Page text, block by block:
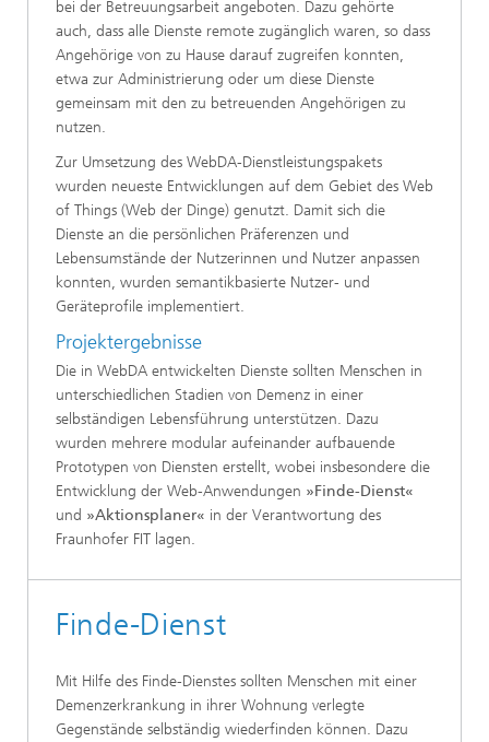
bei der Betreuungsarbeit angeboten. Dazu gehörte
auch, dass alle Dienste remote zugänglich waren, so dass
Angehörige von zu Hause darauf zugreifen konnten,
etwa zur Administrierung oder um diese Dienste
gemeinsam mit den zu betreuenden Angehörigen zu
nutzen.
Zur Umsetzung des WebDA-Dienstleistungspakets
wurden neueste Entwicklungen auf dem Gebiet des Web
of Things (Web der Dinge) genutzt. Damit sich die
Dienste an die persönlichen Präferenzen und
Lebensumstände der Nutzerinnen und Nutzer anpassen
konnten, wurden semantikbasierte Nutzer- und
Geräteprofile implementiert.
Projektergebnisse
Die in WebDA entwickelten Dienste sollten Menschen in
unterschiedlichen Stadien von Demenz in einer
selbständigen Lebensführung unterstützen. Dazu
wurden mehrere modular aufeinander aufbauende
Prototypen von Diensten erstellt, wobei insbesondere die
Entwicklung der Web-Anwendungen »Finde-Dienst«
und »Aktionsplaner« in der Verantwortung des
Fraunhofer FIT lagen.
Finde-Dienst
Mit Hilfe des Finde-Dienstes sollten Menschen mit einer
Demenzerkrankung in ihrer Wohnung verlegte
Gegenstände selbständig wiederfinden können. Dazu